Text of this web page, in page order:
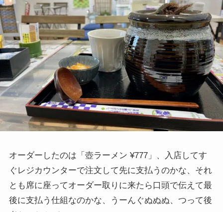
オーダーしたのは「壺ラーメン ¥777」、入店してす
ぐレジカウンターで注文して先に支払うのかな、それ
とも席に座ってオーダー取りに来たら口頭で伝えて最
後に支払う仕組なのかな、うーんぐぬぬぬ、つって後